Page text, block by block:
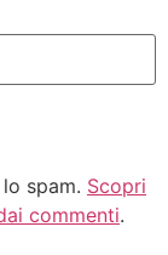
spam. Scopri
commenti.